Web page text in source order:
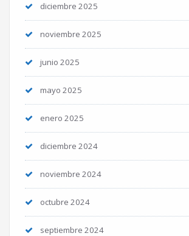
diciembre 2025
noviembre 2025
junio 2025
mayo 2025
enero 2025
diciembre 2024
noviembre 2024
octubre 2024
septiembre 2024